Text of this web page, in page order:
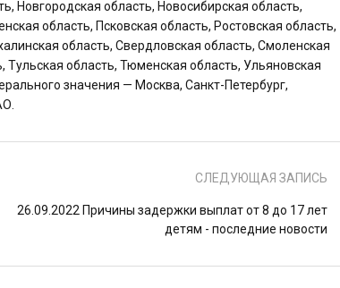
Новгородская область, Новосибирская область,
область, Псковская область, Ростовская область,
область, Свердловская область, Смоленская
Тульская область, Тюменская область, Ульяновская
значения — Москва, Санкт-Петербург,
СЛЕДУЮЩАЯ ЗАПИСЬ
26.09.2022 Причины задержки выплат от 8 до 17 лет
детям - последние новости